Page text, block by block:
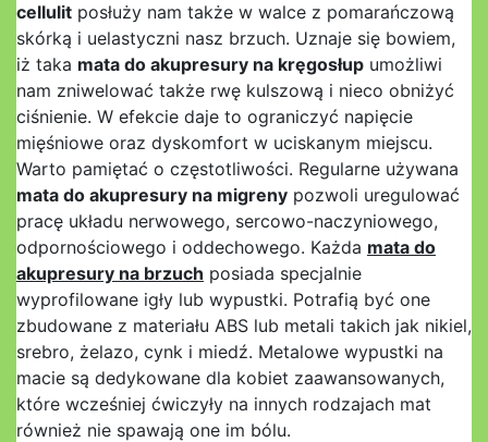
cellulit posłuży nam także w walce z pomarańczową
skórką i uelastyczni nasz brzuch. Uznaje się bowiem,
iż taka mata do akupresury na kręgosłup umożliwi
nam zniwelować także rwę kulszową i nieco obniżyć
ciśnienie. W efekcie daje to ograniczyć napięcie
mięśniowe oraz dyskomfort w uciskanym miejscu.
Warto pamiętać o częstotliwości. Regularne używana
mata do akupresury na migreny pozwoli uregulować
pracę układu nerwowego, sercowo-naczyniowego,
odpornościowego i oddechowego. Każda mata do
akupresury na brzuch posiada specjalnie
wyprofilowane igły lub wypustki. Potrafią być one
zbudowane z materiału ABS lub metali takich jak nikiel,
srebro, żelazo, cynk i miedź. Metalowe wypustki na
macie są dedykowane dla kobiet zaawansowanych,
które wcześniej ćwiczyły na innych rodzajach mat
również nie spawają one im bólu.